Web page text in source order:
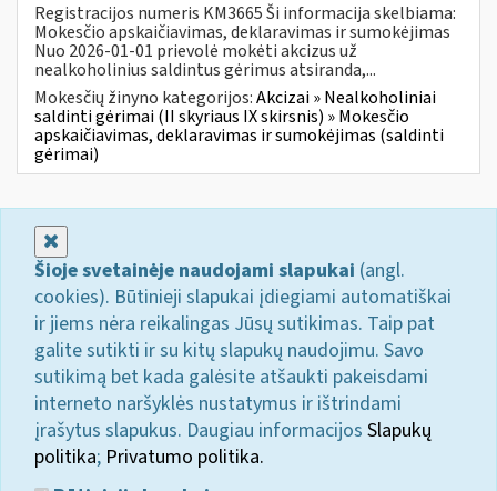
Registracijos numeris KM3665 Ši informacija skelbiama:
Mokesčio apskaičiavimas, deklaravimas ir sumokėjimas
Nuo 2026-01-01 prievolė mokėti akcizus už
nealkoholinius saldintus gėrimus atsiranda,...
Mokesčių žinyno kategorijos:Akcizai » Nealkoholiniai
saldinti gėrimai (II skyriaus IX skirsnis) » Mokesčio
apskaičiavimas, deklaravimas ir sumokėjimas (saldinti
gėrimai)
Šioje svetainėje naudojami slapukai (angl.
cookies). Būtinieji slapukai įdiegiami automatiškai
ir jiems nėra reikalingas Jūsų sutikimas. Taip pat
galite sutikti ir su kitų slapukų naudojimu. Savo
sutikimą bet kada galėsite atšaukti pakeisdami
interneto naršyklės nustatymus ir ištrindami
įrašytus slapukus. Daugiau informacijos Slapukų
politika; Privatumo politika.